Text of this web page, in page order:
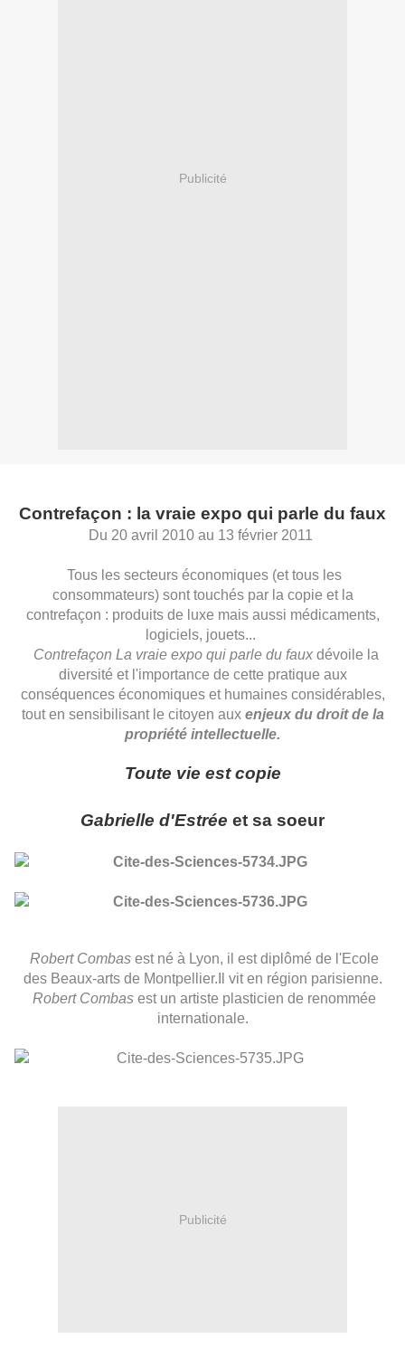
Publicité
Contrefaçon : la vraie expo qui parle du faux
Du 20 avril 2010 au 13 février 2011
Tous les secteurs économiques (et tous les
consommateurs) sont touchés par la copie et la
contrefaçon : produits de luxe mais aussi médicaments,
logiciels, jouets...
Contrefaçon La vraie expo qui parle du faux dévoile la
diversité et l'importance de cette pratique aux
conséquences économiques et humaines considérables,
tout en sensibilisant le citoyen aux enjeux du droit de la
propriété intellectuelle.
Toute vie est copie
Gabrielle d'Estrée et sa soeur
Robert Combas est né à Lyon, il est diplômé de l'Ecole
des Beaux-arts de Montpellier.Il vit en région parisienne.
Robert Combas est un artiste plasticien de renommée
internationale.
Publicité